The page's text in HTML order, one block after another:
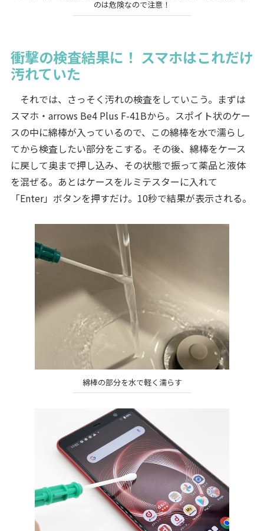
のは危険なので注意！
衝撃の検査結果に！ スマホはこれだけ
汚れていた
それでは、さっそく汚れの検査をしていこう。まずは
スマホ・arrows Be4 Plus F-41Bから。スポイト状のケー
スの中に綿棒が入っているので、この綿棒を水で濡らし
てから検査したい部分をこする。その後、綿棒をケース
に戻して奥まで押し込み、その状態で振って薬品と液体
を混ぜる。あとはケースをルミテスターに入れて
「Enter」ボタンを押すだけ。10秒で結果が表示される。
綿棒の部分を水で軽く濡らす